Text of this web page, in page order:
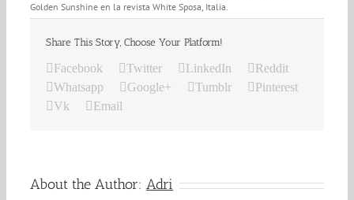
Golden Sunshine en la revista White Sposa, Italia.
Share This Story, Choose Your Platform!
Facebook Twitter LinkedIn
Reddit
Whatsapp
Google+ Tumblr
Pinterest
Vk
Email
About the Author: Adri